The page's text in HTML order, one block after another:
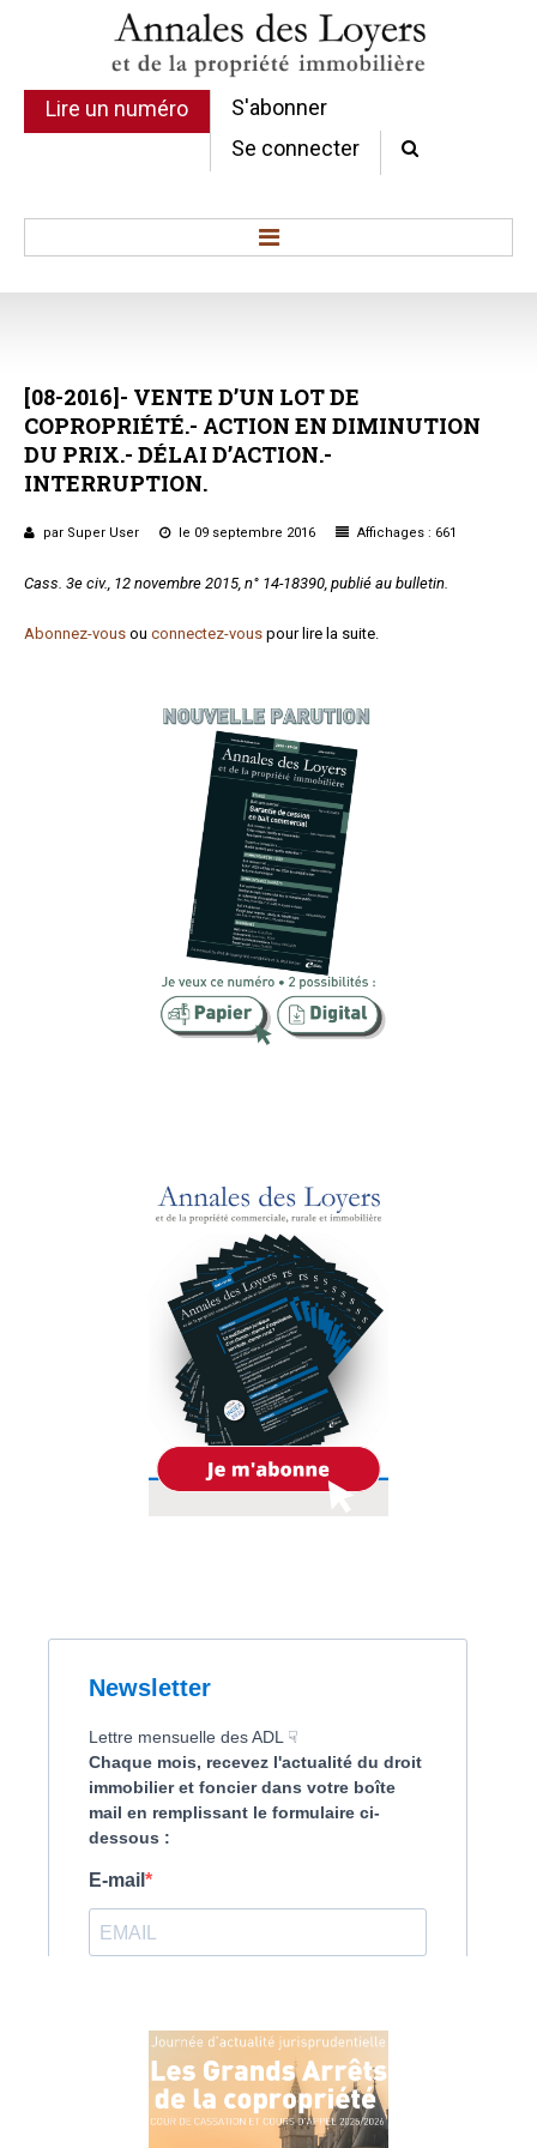
Lire un numéro
S'abonner
Se connecter
Sommaires
Chroniques
Etudes de texte
Conclusions et Rapports
[08-2016]- VENTE D’UN LOTDE
COPROPRIÉTÉ.- ACTION EN DIMINUTION
DU PRIX.- DÉLAI D’ACTION.-
INTERRUPTION.
par Super User le 09 septembre 2016 Affichages : 661
Cass. 3e civ., 12 novembre 2015, n° 14-18390, publié au bulletin.
Abonnez-vous ou connectez-vous pour lire la suite.